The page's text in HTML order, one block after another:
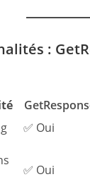
:
✅ Oui
✅ Oui